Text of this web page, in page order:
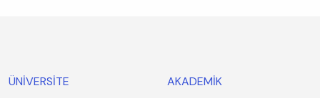
ÜNİVERSİTE AKADEMİK